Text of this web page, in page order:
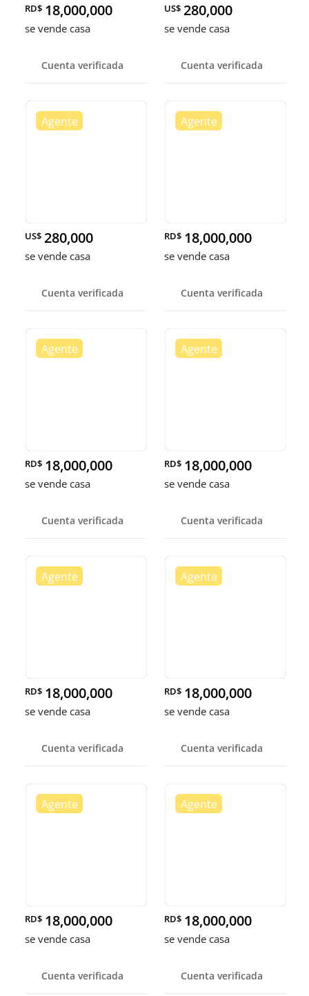
RD$ 18,000,000
se vende casa
Cuenta verificada
US$ 280,000
se vende casa
Cuenta verificada
US$ 280,000
se vende casa
Cuenta verificada
RD$ 18,000,000
se vende casa
Cuenta verificada
RD$ 18,000,000
se vende casa
Cuenta verificada
RD$ 18,000,000
se vende casa
Cuenta verificada
RD$ 18,000,000
se vende casa
Cuenta verificada
RD$ 18,000,000
se vende casa
Cuenta verificada
RD$ 18,000,000
se vende casa
Cuenta verificada
RD$ 18,000,000
se vende casa
Cuenta verificada